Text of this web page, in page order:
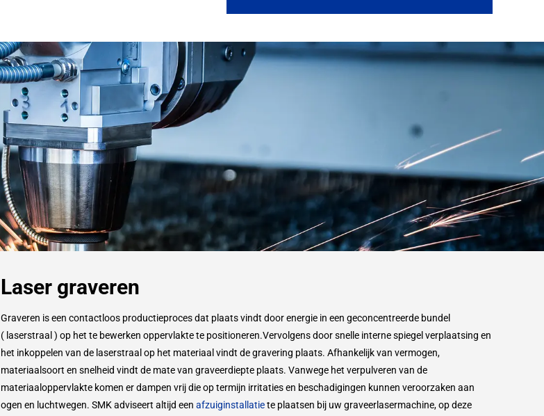
Laser graveren
Graveren is een contactloos productieproces dat plaats vindt door energie in een geconcentreerde bundel
( laserstraal ) op het te bewerken oppervlakte te positioneren.Vervolgens door snelle interne spiegel verplaatsing en
het inkoppelen van de laserstraal op het materiaal vindt de gravering plaats. Afhankelijk van vermogen,
materiaalsoort en snelheid vindt de mate van graveerdiepte plaats. Vanwege het verpulveren van de
materiaaloppervlakte komen er dampen vrij die op termijn irritaties en beschadigingen kunnen veroorzaken aan
ogen en luchtwegen. SMK adviseert altijd een afzuiginstallatiete plaatsen bij uw graveerlasermachine, op deze